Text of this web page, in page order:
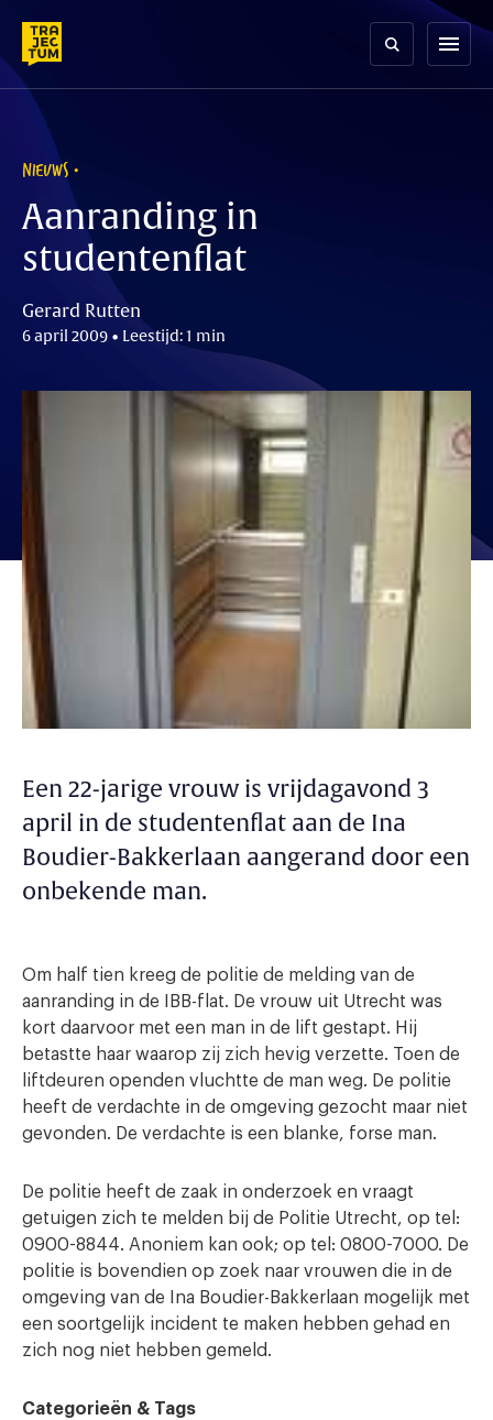
content
menu
NIEUWS
Aanranding in
studentenflat
Gerard Rutten
6 april 2009 • Leestijd: 1 min
Een 22-jarige vrouw is vrijdagavond 3
april in de studentenflat aan de Ina
Boudier-Bakkerlaan aangerand door een
onbekende man.
Om half tien kreeg de politie de melding van de
aanranding in de IBB-flat. De vrouw uit Utrecht was
kort daarvoor met een man in de lift gestapt. Hij
betastte haar waarop zij zich hevig verzette. Toen de
liftdeuren openden vluchtte de man weg. De politie
heeft de verdachte in de omgeving gezocht maar niet
gevonden. De verdachte is een blanke, forse man.
De politie heeft de zaak in onderzoek en vraagt
getuigen zich te melden bij de Politie Utrecht, op tel:
0900-8844. Anoniem kan ook; op tel: 0800-7000. De
politie is bovendien op zoek naar vrouwen die in de
omgeving van de Ina Boudier-Bakkerlaan mogelijk met
een soortgelijk incident te maken hebben gehad en
zich nog niet hebben gemeld.
Categorieën & Tags